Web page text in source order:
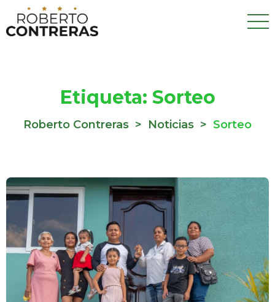
Etiqueta: Sorteo
Roberto Contreras > Noticias > Sorteo